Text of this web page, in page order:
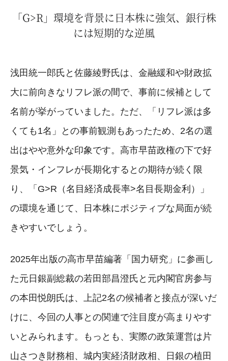
「G>R」環境を背景に日本株に強気、銀行株
には短期的な逆風
浅田統一郎氏と佐藤綾野氏は、金融緩和や財政拡
大に前向きなリフレ派の間で、事前に候補として
名前が挙がっていました。ただ、「リフレ派は多
くても1名」との事前観測もあったため、2名の選
出はやや意外な印象です。高市早苗政権の下で好
景気・インフレが長期化するとの期待が続く限
り、「G>R（名目経済成長率>名目長期金利）」
の環境を通じて、日本株にポジティブな局面が続
きやすいでしょう。
2025年出版の高市早苗編著「国力研究」に参画し
た元日銀副総裁の若田部昌澄氏と元内閣官房参与
の本田悦朗氏は、上記2名の候補者と接点が深いだ
けに、今回の人事との関連で注目度が高まりやす
いとみられます。もっとも、実際の政策運営は片
山さつき財務相、城内実経済財政相、日銀の植田